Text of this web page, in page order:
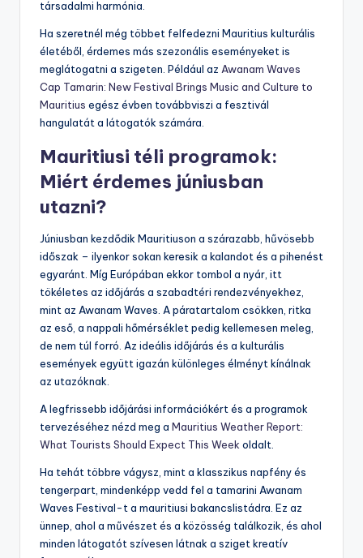
társadalmi harmónia.
Ha szeretnél még többet felfedezni Mauritius kulturális
életéből, érdemes más szezonális eseményeket is
meglátogatni a szigeten. Például az Awanam Waves
Cap Tamarin: New Festival Brings Music and Culture to
Mauritius egész évben továbbviszi a fesztivál
hangulatát a látogatók számára.
Mauritiusi téli programok:
Miért érdemes júniusban
utazni?
Júniusban kezdődik Mauritiuson a szárazabb, hűvösebb
időszak – ilyenkor sokan keresik a kalandot és a pihenést
egyaránt. Míg Európában ekkor tombol a nyár, itt
tökéletes az időjárás a szabadtéri rendezvényekhez,
mint az Awanam Waves. A páratartalom csökken, ritka
az eső, a nappali hőmérséklet pedig kellemesen meleg,
de nem túl forró. Az ideális időjárás és a kulturális
események együtt igazán különleges élményt kínálnak
az utazóknak.
A legfrissebb időjárási információkért és a programok
tervezéséhez nézd meg a Mauritius Weather Report:
What Tourists Should Expect This Week oldalt.
Ha tehát többre vágysz, mint a klasszikus napfény és
tengerpart, mindenképp vedd fel a tamarini Awanam
Waves Festival-t a mauritiusi bakancslistádra. Ez az
ünnep, ahol a művészet és a közösség találkozik, és ahol
minden látogatót szívesen látnak a sziget kreatív